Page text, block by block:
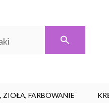
ZIOŁA, FARBOWANIE